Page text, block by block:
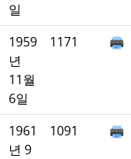
일
1959
년
11월
6일
1171
1961
년 9
1091